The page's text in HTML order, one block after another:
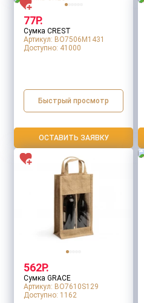
77Р.
Сумка CREST
Артикул: BO7506M1431
Доступно: 41000
Быстрый просмотр
ОСТАВИТЬ ЗАЯВКУ
562Р.
Сумка GRACE
Артикул: BO7610S129
Доступно: 1162
Оставить
Заполните все